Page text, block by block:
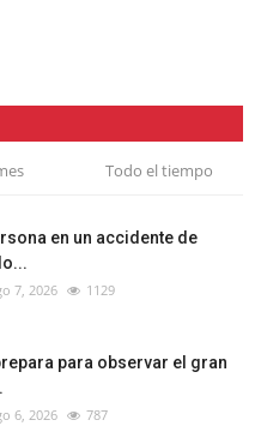
Todo el tiempo
en un accidente de
7, 2026 1129
para observar el gran
6, 2026 787